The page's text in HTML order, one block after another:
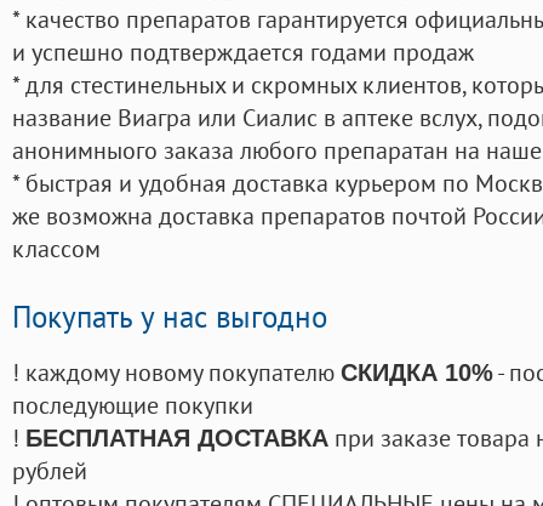
* качество препаратов гарантируется
и успешно подтверждается годами продаж
* для стестинельных и скромных клиентов,
название Виагра или Сиалис в аптеке вслух,
анонимныого заказа любого препаратан на
* быстрая и удобная доставка курьером по
же возможна доставка препаратов почтой
классом
Покупать у нас выгодно
! каждому новому покупателю СКИДКА 10%-
последующие покупки
! БЕСПЛАТНАЯ ДОСТАВКА при заказе
рублей